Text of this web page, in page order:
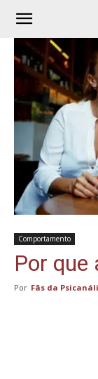
Comportamento
Por que
Por Fãs da